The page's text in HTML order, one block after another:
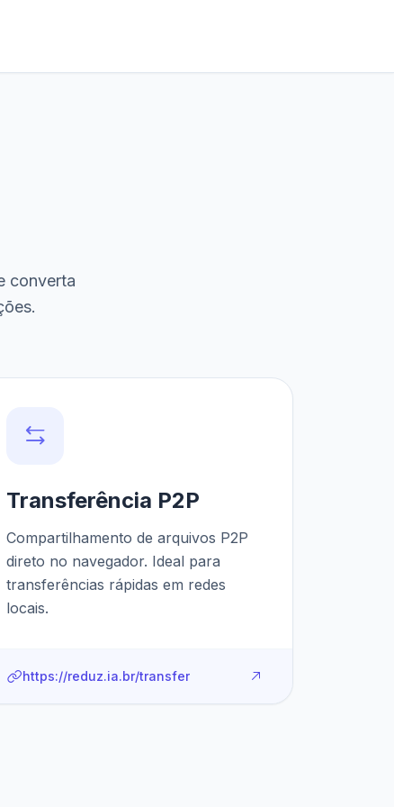
converta
Transferência P2P
Compartilhamento de arquivos P2P
direto no navegador. Ideal para
transferências rápidas em redes
locais.
https://reduz.ia.br/transfer